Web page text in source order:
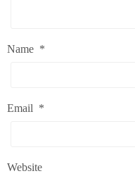
Name *
Email *
Website